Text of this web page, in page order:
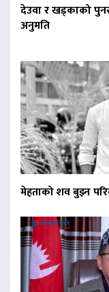
देउवा र खड्काको
अनुमति
मेहताको शव बुझ्न